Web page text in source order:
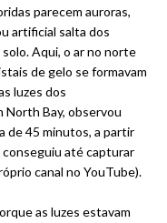
parecem auroras,
artificial salta dos
Aqui, o ar no norte
de gelo se formavam
luzes dos
North Bay, observou
de 45 minutos, a partir
conseguiu até capturar
canal no YouTube).
as luzes estavam